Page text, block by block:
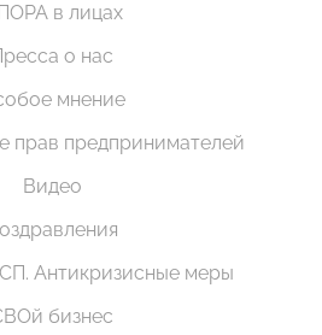
в лицах
о нас
мнение
прав предпринимателей
Видео
Антикризисные меры
бизнес